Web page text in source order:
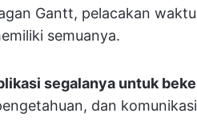
Gantt, pelacakan
semuanya.
segalanya untuk
dan